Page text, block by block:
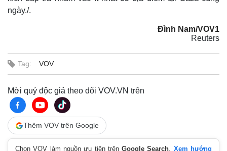
ngày./.
Đình Nam/VOV1
Reuters
Tag: VOV
Mời quý độc giả theo dõi VOV.VN trên
Thêm VOV trên Google
Chọn VOV làm nguồn ưu tiên trênGoogle Search. Xem hướng